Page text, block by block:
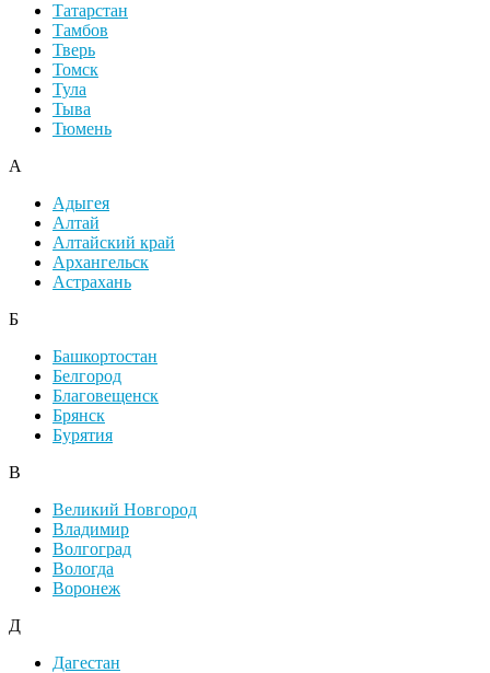
Татарстан
Тамбов
Тверь
Томск
Тула
Тыва
Тюмень
А
Адыгея
Алтай
Алтайский край
Архангельск
Астрахань
Б
Башкортостан
Белгород
Благовещенск
Брянск
Бурятия
В
Великий Новгород
Владимир
Волгоград
Вологда
Воронеж
Д
Дагестан